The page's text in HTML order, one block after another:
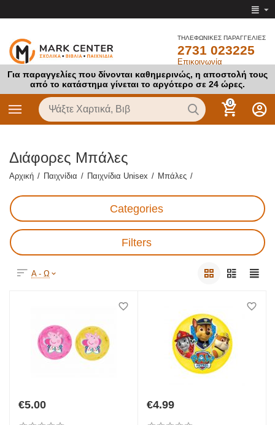
ΤΗΛΕΦΩΝΙΚΕΣ ΠΑΡΑΓΓΕΛΙΕΣ
2731 023225
Επικοινωνία
Για παραγγελίες που δίνονται καθημερινώς, η αποστολή τους
από το κατάστημα γίνεται το αργότερο σε 24 ώρες.
0
Διάφορες Μπάλες
Αρχική / Παιχνίδια / Παιχνίδια Unisex / Μπάλες /
Categories
Filters
Α - Ω
€5.00 €4.99